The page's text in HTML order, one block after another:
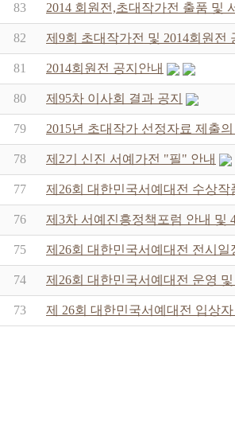
83 2014 회원전,초대작가전 출품 및
82 제9회 초대작가전 및 2014회원전
81 2014회원전 공지안내
80 제95차 이사회 결과 공지
79 2015년 초대작가 선정자료 제출의
78 제2기 신진 서예가전 "필" 안내
77 제26회 대한민국서예대전 수상작
76 제3차 서예진흥정책포럼 안내 및
75 제26회 대한민국서예대전 전시일
74 제26회 대한민국서예대전 운영
73 제 26회 대한민국서예대전 입상자